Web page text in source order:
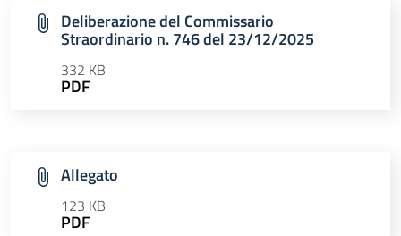
Deliberazione del Commissario
Straordinario n. 746 del 23/12/2025
332 KB
PDF
Allegato
123 KB
PDF